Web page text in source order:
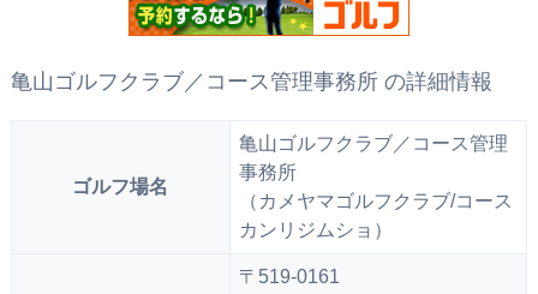
亀山ゴルフクラブ／コース管理事務所 の詳細情報
ゴルフ場名
亀山ゴルフクラブ／コース管理
事務所
（カメヤマゴルフクラブ/コース
カンリジムショ）
〒519-0161